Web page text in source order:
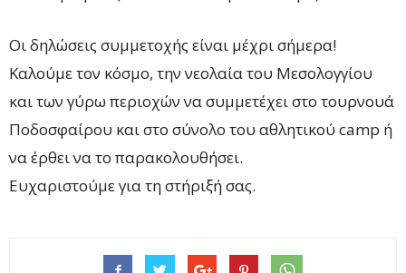
Οι δηλώσεις συμμετοχής είναι μέχρι σήμερα!
Καλούμε τον κόσμο, την νεολαία του Μεσολογγίου
και των γύρω περιοχών να συμμετέχει στο τουρνουά
Ποδοσφαίρου και στο σύνολο του αθλητικού camp ή
να έρθει να το παρακολουθήσει.
Ευχαριστούμε για τη στήριξή σας.